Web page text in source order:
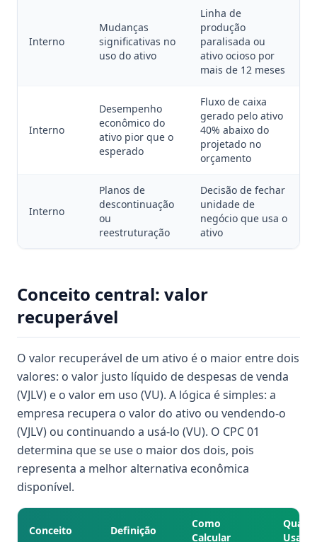
Interno
Mudanças
significativas no
uso do ativo
Linha de
produção
paralisada ou
ativo ocioso por
mais de 12 meses
Interno
Desempenho
econômico do
ativo pior que o
esperado
Fluxo de caixa
gerado pelo ativo
40% abaixo do
projetado no
orçamento
Interno
Planos de
descontinuação
ou
reestruturação
Decisão de fechar
unidade de
negócio que usa o
ativo
Conceito central: valor
recuperável
O valor recuperável de um ativo é o maior entre dois
valores: o valor justo líquido de despesas de venda
(VJLV) e o valor em uso (VU). A lógica é simples: a
empresa recupera o valor do ativo ou vendendo-o
(VJLV) ou continuando a usá-lo (VU). O CPC 01
determina que se use o maior dos dois, pois
representa a melhor alternativa econômica
disponível.
Conceito Definição
Como
Calcular
Usar